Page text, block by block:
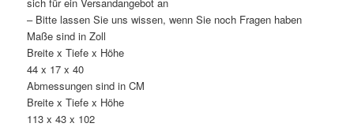
– Bitte lassen Sie uns wissen, wenn Sie noch Fragen haben
Maße sind in Zoll
Breite x Tiefe x Höhe
44 x 17 x 40
Abmessungen sind in CM
Breite x Tiefe x Höhe
113 x 43 x 102